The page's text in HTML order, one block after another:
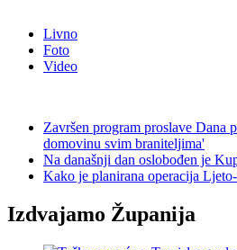
Livno
Foto
Video
Završen program proslave Dana
domovinu svim braniteljima'
Na današnji dan oslobođen je
Kako je planirana operacija
Izdvajamo Županija